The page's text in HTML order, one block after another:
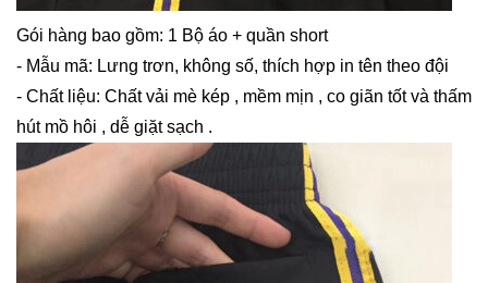
Gói hàng bao gồm: 1 Bộ áo + quần short
- Mẫu mã: Lưng trơn, không số, thích hợp in tên theo đội
- Chất liệu: Chất vải mè kép , mềm mịn , co giãn tốt và thấm
hút mồ hôi , dễ giặt sạch .